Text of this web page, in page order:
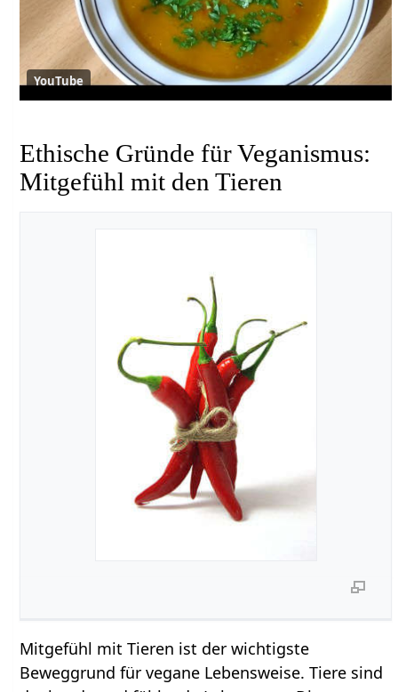
YouTube
Ethische Gründe für Veganismus:
Mitgefühl mit den Tieren
Mitgefühl mit Tieren ist der wichtigste
Beweggrund für vegane Lebensweise. Tiere sind